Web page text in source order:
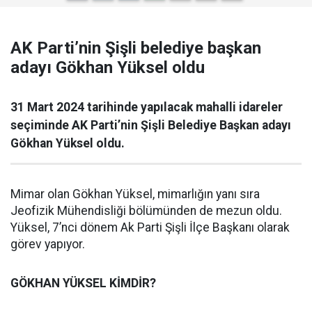
AK Parti’nin Şişli belediye başkan
adayı Gökhan Yüksel oldu
31 Mart 2024 tarihinde yapılacak mahalli idareler
seçiminde AK Parti’nin Şişli Belediye Başkan adayı
Gökhan Yüksel oldu.
Mimar olan Gökhan Yüksel, mimarlığın yanı sıra
Jeofizik Mühendisliği bölümünden de mezun oldu.
Yüksel, 7’nci dönem Ak Parti Şişli İlçe Başkanı olarak
görev yapıyor.
GÖKHAN YÜKSEL KİMDİR?